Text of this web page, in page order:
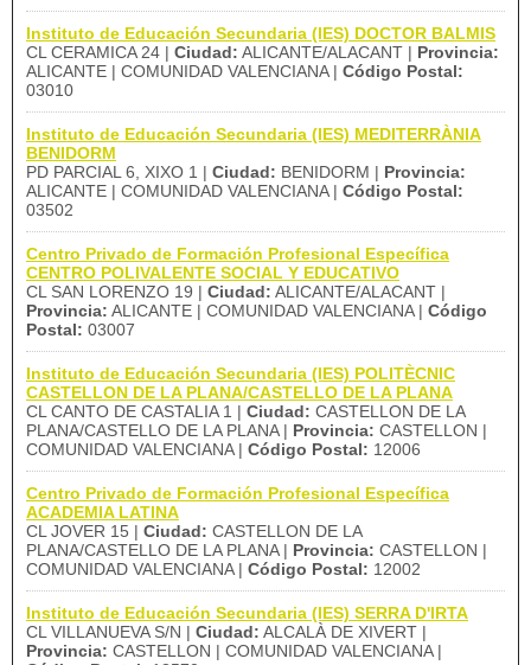
Instituto de Educación Secundaria (IES) DOCTOR BALMIS
CL CERAMICA 24 | Ciudad: ALICANTE/ALACANT | Provincia:
ALICANTE | COMUNIDAD VALENCIANA | Código Postal:
03010
Instituto de Educación Secundaria (IES) MEDITERRÀNIA
BENIDORM
PD PARCIAL 6, XIXO 1 | Ciudad: BENIDORM | Provincia:
ALICANTE | COMUNIDAD VALENCIANA | Código Postal:
03502
Centro Privado de Formación Profesional Específica
CENTRO POLIVALENTE SOCIAL Y EDUCATIVO
CL SAN LORENZO 19 | Ciudad: ALICANTE/ALACANT |
Provincia: ALICANTE | COMUNIDAD VALENCIANA | Código
Postal: 03007
Instituto de Educación Secundaria (IES) POLITÈCNIC
CASTELLON DE LA PLANA/CASTELLO DE LA PLANA
CL CANTO DE CASTALIA 1 | Ciudad: CASTELLON DE LA
PLANA/CASTELLO DE LA PLANA | Provincia: CASTELLON |
COMUNIDAD VALENCIANA | Código Postal: 12006
Centro Privado de Formación Profesional Específica
ACADEMIA LATINA
CL JOVER 15 | Ciudad: CASTELLON DE LA
PLANA/CASTELLO DE LA PLANA | Provincia: CASTELLON |
COMUNIDAD VALENCIANA | Código Postal: 12002
Instituto de Educación Secundaria (IES) SERRA D'IRTA
CL VILLANUEVA S/N | Ciudad: ALCALÀ DE XIVERT |
Provincia: CASTELLON | COMUNIDAD VALENCIANA |